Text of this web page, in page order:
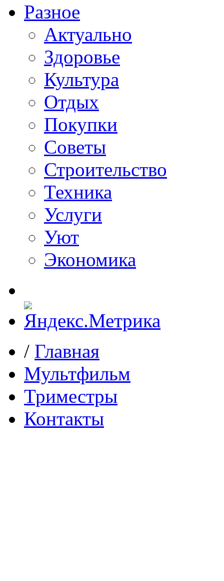
Разное
Актуально
Здоровье
Культура
Отдых
Покупки
Советы
Строительство
Техника
Услуги
Уют
Экономика
/ Главная
Мультфильм
Триместры
Контакты